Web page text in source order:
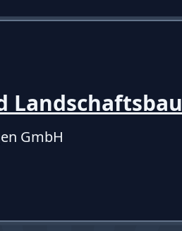
Landschaftsbau
GmbH